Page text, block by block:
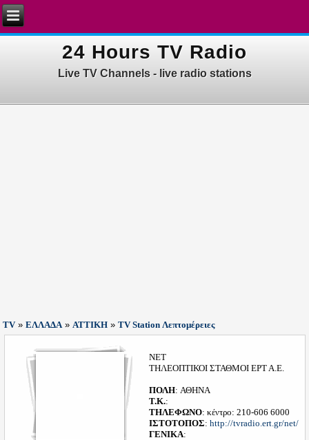
24 Hours TV Radio
Live TV Channels - live radio stations
TV»ΕΛΛΑΔΑ»ΑΤΤΙΚΗ »TV Station Λεπτομέρειες
NET
ΤΗΛΕΟΠΤΙΚΟΙ ΣΤΑΘΜΟΙ ΕΡΤ Α.Ε.
ΠΟΛΗ: ΑΘΗΝΑ
Τ.Κ.:
ΤΗΛΕΦΩΝΟ: κέντρο: 210-606 6000
ΙΣΤΟΤΟΠΟΣ: http://tvradio.ert.gr/net/
ΓΕΝΙΚΑ: